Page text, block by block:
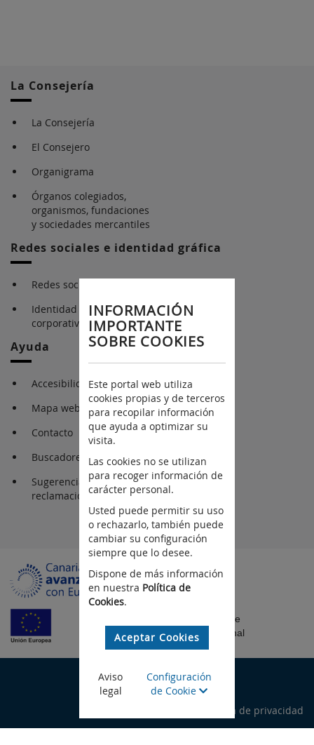
La Consejería
La Consejería
El Consejero
Organigrama
Órganos colegiados,
organismos, fundaciones
y sociedades mercantiles
Redes sociales e identidad gráfica
Redes sociales
Identidad gráfica
corporativa
Ayuda
Accesibilidad
Mapa web
Contacto
Buscadores
Sugerencia y
reclamaciones
Fondo Europeo de
Desarrollo Regional
©Gobierno de Canarias
Política de privacidad
INFORMACIÓN
IMPORTANTE
SOBRE COOKIES
Este portal web utiliza
cookies propias y de terceros
para recopilar información
que ayuda a optimizar su
visita.
Las cookies no se utilizan
para recoger información de
carácter personal.
Usted puede permitir su uso
o rechazarlo, también puede
cambiar su configuración
siempre que lo desee.
Dispone de más información
en nuestra Política de
Cookies.
Aceptar Cookies
Aviso
legal
Configuración
de Cookie